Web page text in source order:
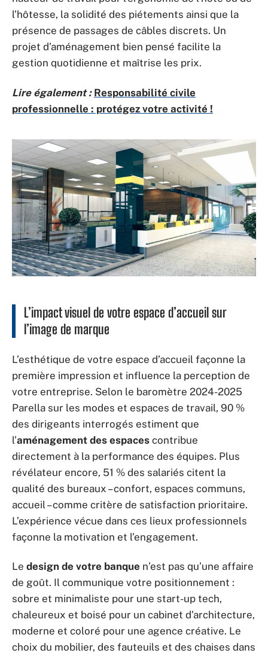
l’hôtesse, la solidité des piétements ainsi que la
présence de passages de câbles discrets. Un
projet d’aménagement bien pensé facilite la
gestion quotidienne et maîtrise les prix.
Lire également : Responsabilité civile
professionnelle : protégez votre activité !
L’impact visuel de votre espace d’accueil sur
l’image de marque
L’esthétique de votre espace d’accueil façonne la
première impression et influence la perception de
votre entreprise. Selon le baromètre 2024-2025
Parella sur les modes et espaces de travail, 90 %
des dirigeants interrogés estiment que
l’aménagement des espaces contribue
directement à la performance des équipes. Plus
révélateur encore, 51 % des salariés citent la
qualité des bureaux – confort, espaces communs,
accueil – comme critère de satisfaction prioritaire.
L’expérience vécue dans ces lieux professionnels
façonne la motivation et l’engagement.
Le design de votre banque n’est pas qu’une affaire
de goût. Il communique votre positionnement :
sobre et minimaliste pour une start-up tech,
chaleureux et boisé pour un cabinet d’architecture,
moderne et coloré pour une agence créative. Le
choix du mobilier, des fauteuils et des chaises dans